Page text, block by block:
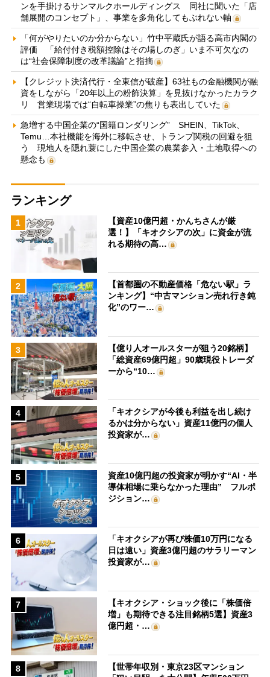
ンを手掛けるサンマルクホールディングス 同社に聞いた「店
舗展開のコンセプト」、事業を多角化してもぶれない軸
「何がやりたいのか分からない」竹中平蔵氏が語る高市内閣の
評価 「給付付き税額控除はその場しのぎ」いま不可欠なの
は“社会保障制度の改革議論”と指摘
【クレジット決済代行・全東信が破産】63社もの金融機関が融
資をしながら「20年以上の粉飾決算」を見抜けなかったカラク
リ 営業現場では“自転車操業”の焦りも表出していた
急増する中国企業の“国籍ロンダリング” SHEIN、TikTok、
Temu…本社機能を海外に移転させ、トランプ関税の回避を狙
う 現地人を隠れ蓑にした中国企業の農業参入・土地取得への
懸念も
ランキング
1
【資産10億円超・かんちさんが厳
選！】「キオクシアの次」に資金が流
れる期待の高…
2
【首都圏の不動産価格「危ない駅」ラ
ンキング】“中古マンション売れ行き鈍
化”のワー…
3
【億り人オールスターが狙う20銘柄】
「総資産69億円超」90歳現役トレーダ
ーから“10…
4
「キオクシアが今後も利益を出し続け
るかは分からない」資産11億円の個人
投資家が…
5
資産10億円超の投資家が明かす“AI・半
導体相場に乗らなかった理由” フルポ
ジション…
6
「キオクシアが再び株価10万円になる
日は遠い」資産3億円超のサラリーマン
投資家が…
7
【キオクシア・ショック後に「株価倍
増」も期待できる注目銘柄5選】資産3
億円超・…
8
【世帯年収別・東京23区マンション